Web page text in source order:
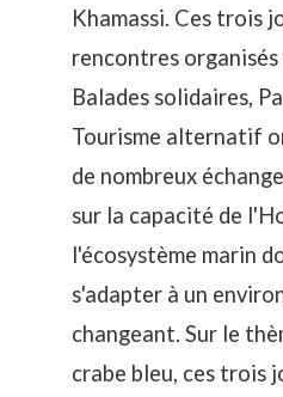
Khamassi. Ces trois
rencontres
Balades solidaires,
Tourisme alternatif
de nombreux
sur la capacité de
l'écosystème marin
s'adapter à un
changeant. Sur le
crabe bleu, ces trois